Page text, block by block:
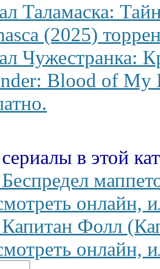
Таламаска:
(2025)
Чужестранка:
Blood of My
в этой
онлайн,
Фолл
онлайн,